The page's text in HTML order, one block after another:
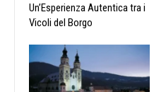
Un’Esperienza Autentica tra i
Vicoli del Borgo